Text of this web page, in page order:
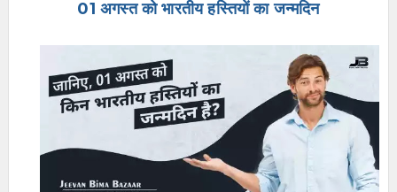
01 अगस्त को भारतीय हस्तियों का जन्मदिन